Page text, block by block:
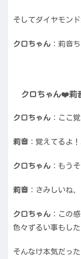
そしてダイヤモン
クロちゃん ：莉音
クロちゃん❤️莉
クロちゃん ：ここ
莉音：覚えてるよ
クロちゃん ：もう
莉音：さみしいね
クロちゃん ：この
色々ずるい事もし
そんなけ本気だっ